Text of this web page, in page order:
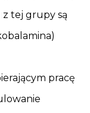
z tej grupy są
pracę